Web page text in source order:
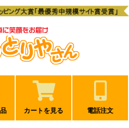
カートを見る 電話注文